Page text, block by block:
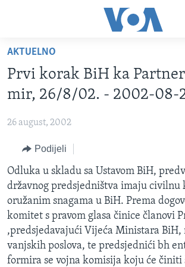
glavni
sadržaj
Pređi
na
glavnu
navigaciju
pretragu
TV PROGRAM
VIJESTI
SJEDINJENE AMERIČKE DRŽAVE
BOSNA I HERCEGOVINA
SVIJET
NAUKA I TEHNOLOGIJA
SPECIJALNI PROJEKTI
KORUPCIJA
SLOBODA MEDIJA
ŽENSKA STRANA
IZBJEGLIČKA STRANA
AKTUELNO
Prvi korak BiH ka
mir, 26/8/02. - 2002-08-
26 august, 2002
Podijeli
Odluka u skladu sa Ustavom BiH,
državnog predsjedništva imaju civilnu
oružanim snagama u BiH. Prema
komitet s pravom glasa činice članovi
,predsjedavajući Vijeća Ministara
vanjskih poslova, te predsjednići bh
formira se vojna komisija koju će činiti